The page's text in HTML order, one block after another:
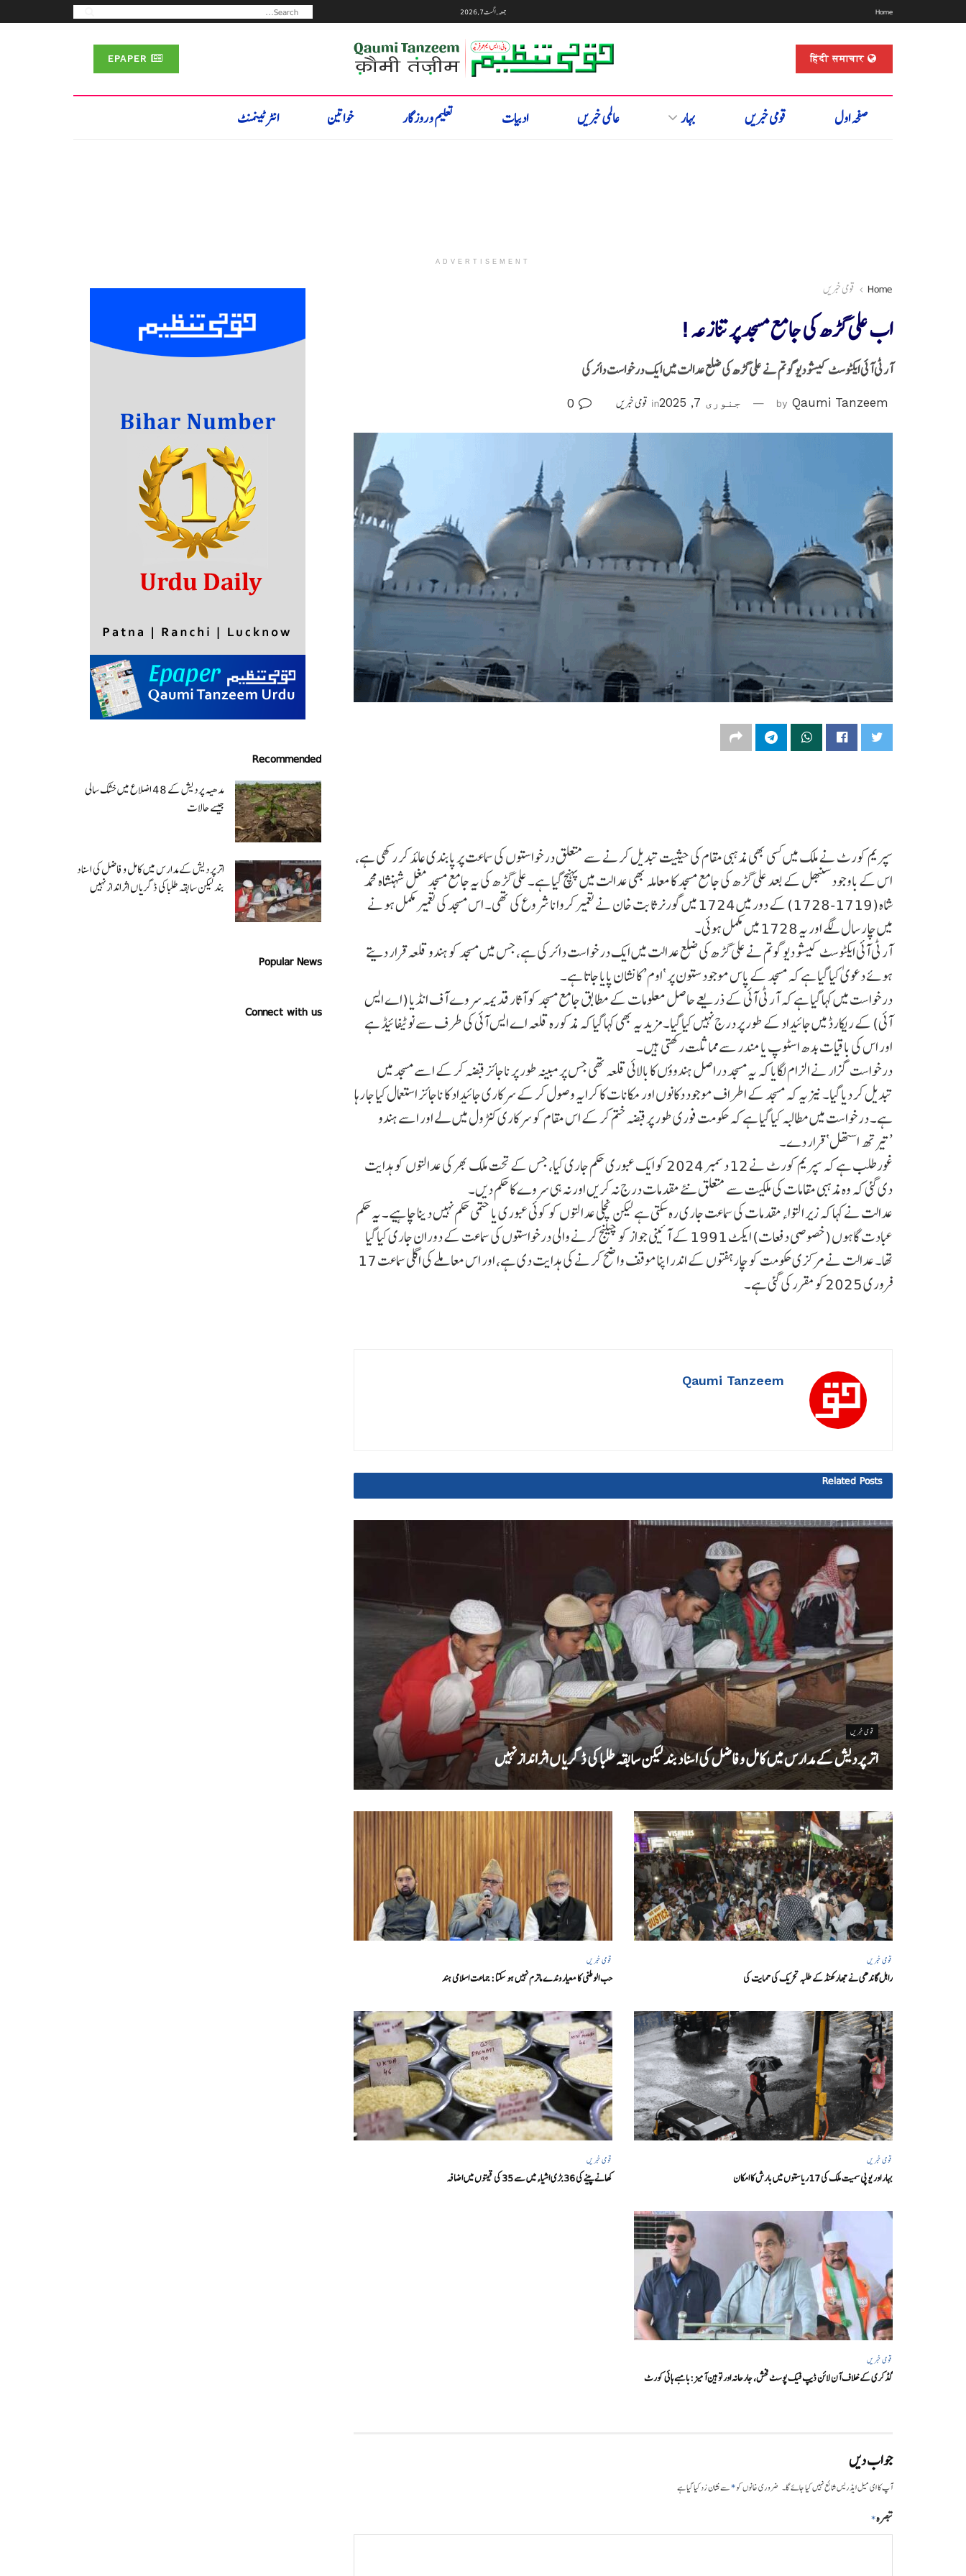
Home جمعہ, اگست 7, 2026
हिंदी समाचार
صفحہ اول قومی خبریں بہار عالمی خبریں ادبیات تعلیم و روزگار خواتین انٹرٹینمنٹ
ADVERTISEMENT
Home قومی خبریں
اب علی گڑھ کی جامع مسجد پر تنازعہ!
آر ٹی آئی ایکٹوسٹ کیشو دیو گوتم نے علی گڑھ کی ضلع عدالت میں ایک درخواست دائر کی
by Qaumi Tanzeem جنوری 7, 2025 in قومی خبریں
سپریم کورٹ نے ملک میں کسی بھی مذہبی مقام کی حیثیت تبدیل کرنے سے متعلق درخواستوں کی سماعت پر پابندی عائد کر رکھی ہے،
اس کے باوجود سنبھل کے بعد علی گڑھ کی جامع مسجد کا معاملہ بھی عدالت میں پہنچ گیا ہے۔ علی گڑھ کی یہ جامع مسجد مغل شہنشاہ محمد
شاہ (1719-1728) کے دور میں 1724 میں گورنر ثابت خان نے تعمیر کروانا شروع کی تھی۔ اس مسجد کی تعمیر مکمل ہونے
میں چار سال لگے اور یہ 1728 میں مکمل ہوئی۔
آر ٹی آئی ایکٹوسٹ کیشو دیو گوتم نے علی گڑھ کی ضلع عدالت میں ایک درخواست دائر کی ہے، جس میں مسجد کو ہندو قلعہ قرار دیتے
ہوئے دعویٰ کیا گیا ہے کہ مسجد کے پاس موجود ستون پر ‘اوم’ کا نشان پایا جاتا ہے۔
درخواست میں کہا گیا ہے کہ آر ٹی آئی کے ذریعے حاصل معلومات کے مطابق جامع مسجد کو آثار قدیمہ سروے آف انڈیا (اے ایس
آئی) کے ریکارڈ میں جائیداد کے طور پر درج نہیں کیا گیا۔ مزید یہ بھی کہا گیا کہ مذکورہ قلعہ اے ایس آئی کی طرف سے نوٹیفائیڈ ہے
اور اس کی باقیات بدھ اسٹوپ یا مندر سے مماثلت رکھتی ہیں۔
درخواست گزار نے الزام لگایا کہ یہ مسجد دراصل ہندوؤں کا بالائی قلعہ تھی جس پر مبینہ طور پر ناجائز قبضہ کر کے اسے مسجد میں
تبدیل کر دیا گیا۔ نیز یہ کہ مسجد کے اطراف موجود دکانوں اور مکانات کا کرایہ وصول کر کے سرکاری جائیداد کا ناجائز استعمال کیا جا رہا
ہے۔ درخواست میں مطالبہ کیا گیا ہے کہ حکومت فوری طور پر قبضہ ختم کر کے اس مقام کو سرکاری کنٹرول میں لے اور اسے ہندو
’تیرتھ استھل‘ قرار دے۔
غورطلب ہے کہ سپریم کورٹ نے 12 دسمبر 2024 کو ایک عبوری حکم جاری کیا، جس کے تحت ملک بھر کی عدالتوں کو ہدایت
دی گئی کہ وہ مذہبی مقامات کی ملکیت سے متعلق نئے مقدمات درج نہ کریں اور نہ ہی سروے کا حکم دیں۔
عدالت نے کہا کہ زیر التواء مقدمات کی سماعت جاری رہ سکتی ہے لیکن نچلی عدالتوں کو کوئی عبوری یا حتمی حکم نہیں دینا چاہیے۔ یہ حکم
عبادت گاہوں (خصوصی دفعات) ایکٹ 1991 کے آئینی جواز کو چیلنج کرنے والی درخواستوں کی سماعت کے دوران جاری کیا گیا
تھا۔ عدالت نے مرکزی حکومت کو چار ہفتوں کے اندر اپنا موقف واضح کرنے کی ہدایت دی ہے، اور اس معاملے کی اگلی سماعت 17
فروری 2025کو مقرر کی گئی ہے۔
Qaumi Tanzeem
Related Posts
قومی خبریں
اتر پردیش کےمدارس میں کامل و فاضل کی اسناد بند لیکن سابقہ طلبا کی ڈگریا ں اثرانداز نہیں
قومی خبریں
راہل گاندھی نے جھارکھنڈ کے طلبہ تحریک کی حمایت کی
قومی خبریں
حب الوطنی کا معیار وندے ماترم نہیں ہو سکتا : جماعت اسلامی ہند
قومی خبریں
بہار اور یو پی سمیت ملک کی 17ریاستوں میں بارش کا امکان
قومی خبریں
کھانے پینے کی 36 بڑی اشیاء میں سے 35 کی قیمتوں میں اضافہ
قومی خبریں
گڈکری کے خلاف آن لائن ڈیپ فیک پوسٹ فحش، جارحانہ اور توہین آمیز:بامبے ہائی کورٹ
جواب دیں
آپ کا ای میل ایڈریس شائع نہیں کیا جائے گا۔ ضروری خانوں کو*سے نشان زد کیا گیا ہے
تبصرہ*
Recommended
مدھیہ پردیش کے 48 اضلاع میں خشک سالی
جیسے حالات
اتر پردیش کےمدارس میں کامل و فاضل کی اسناد
بند لیکن سابقہ طلبا کی ڈگریا ں اثرانداز نہیں
Popular News
Connect with us